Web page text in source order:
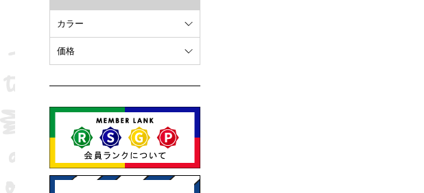
カラー
ピンク
ブラック
ブルー
価格
20,001円 ～